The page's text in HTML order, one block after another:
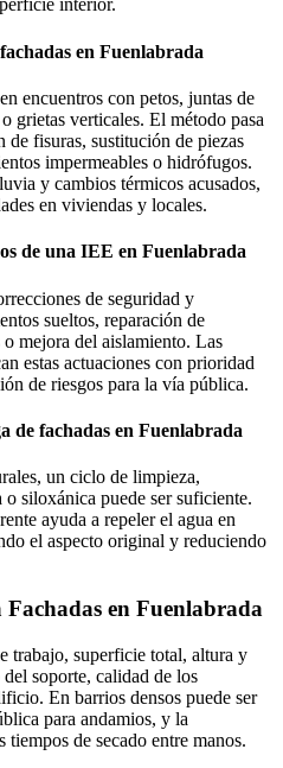
interior.
en Fuenlabrada
encuentros con petos, juntas de
grietas verticales. El método pasa
de fisuras, sustitución de piezas
impermeables o hidrófugos.
y cambios térmicos acusados,
en viviendas y locales.
de una IEE en Fuenlabrada
de seguridad y
sueltos, reparación de
mejora del aislamiento. Las
estas actuaciones con prioridad
de riesgos para la vía pública.
de fachadas en Fuenlabrada
un ciclo de limpieza,
siloxánica puede ser suficiente.
ayuda a repeler el agua en
el aspecto original y reduciendo
en Fuenlabrada
trabajo, superficie total, altura y
soporte, calidad de los
En barrios densos puede ser
para andamios, y la
de secado entre manos.